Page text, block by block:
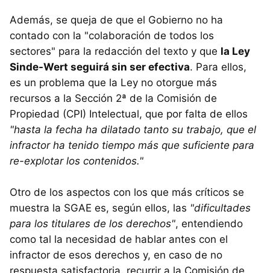
Además, se queja de que el Gobierno no ha
contado con la "colaboración de todos los
sectores" para la redacción del texto y que la Ley
Sinde-Wert seguirá sin ser efectiva. Para ellos,
es un problema que la Ley no otorgue más
recursos a la Sección 2ª de la Comisión de
Propiedad (CPI) Intelectual, que por falta de ellos
"hasta la fecha ha dilatado tanto su trabajo, que el
infractor ha tenido tiempo más que suficiente para
re-explotar los contenidos."
Otro de los aspectos con los que más críticos se
muestra la SGAE es, según ellos, las "dificultades
para los titulares de los derechos", entendiendo
como tal la necesidad de hablar antes con el
infractor de esos derechos y, en caso de no
respuesta satisfactoria, recurrir a la Comisión de